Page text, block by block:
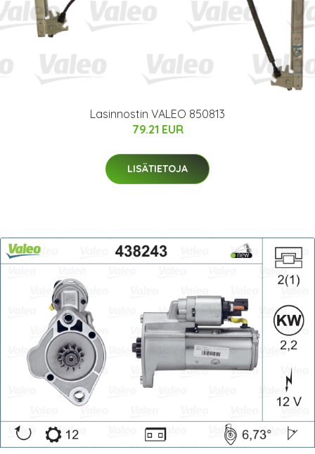
Lasinnostin VALEO 850813
79.21 EUR
LISÄTIETOJA